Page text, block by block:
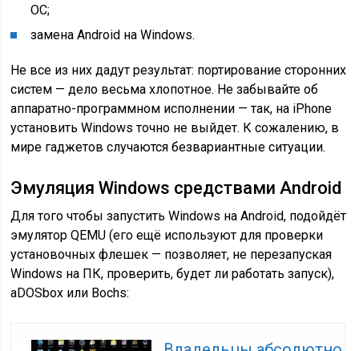
ОС;
замена Android на Windows.
Не все из них дадут результат: портирование сторонних
систем — дело весьма хлопотное. Не забывайте об
аппаратно-программном исполнении — так, на iPhone
установить Windows точно не выйдет. К сожалению, в
мире гаджетов случаются безвариантные ситуации.
Эмуляция Windows средствами Android
Для того чтобы запустить Windows на Android, подойдёт
эмулятор QEMU (его ещё используют для проверки
установочных флешек — позволяет, не перезапуская
Windows на ПК, проверить, будет ли работать запуск),
aDOSbox или Bochs: